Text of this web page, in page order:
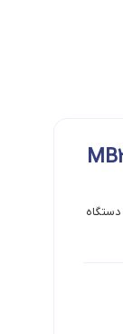
دستگاه